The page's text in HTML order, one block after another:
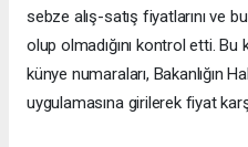
sebze alış-satış fiyatlarını ve
olup olmadığını kontrol etti.
künye numaraları, Bakanlığın
uygulamasına girilerek fiyat